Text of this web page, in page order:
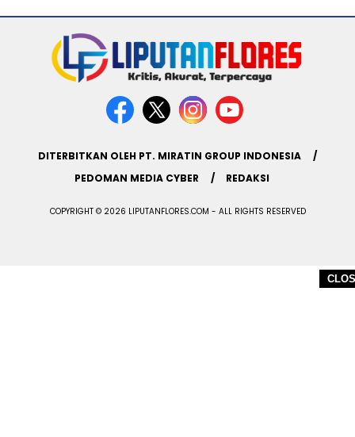
DITERBITKAN OLEH PT. MIRATIN GROUP INDONESIA
PEDOMAN MEDIA CYBER
REDAKSI
COPYRIGHT © 2026 LIPUTANFLORES.COM - ALL RIGHTS RESERVED